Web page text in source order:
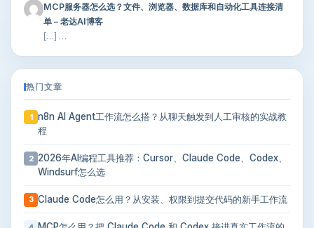
MCP服务器怎么选？文件、浏览器、数据库和自动化工具连接清
单 – 老达AI博客
[…] …
热门文章
1 n8n AI Agent工作流怎么搭？从聊天触发到人工审核的实战教
程
2 2026年AI编程工具推荐：Cursor、Claude Code、Codex、
Windsurf怎么选
3 Claude Code怎么用？从安装、权限到提交代码的新手工作流